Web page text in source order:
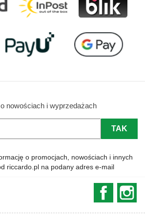
nowościach i wyprzedażach
o promocjach, nowościach i innych
riccardo.pl na podany adres e-mail